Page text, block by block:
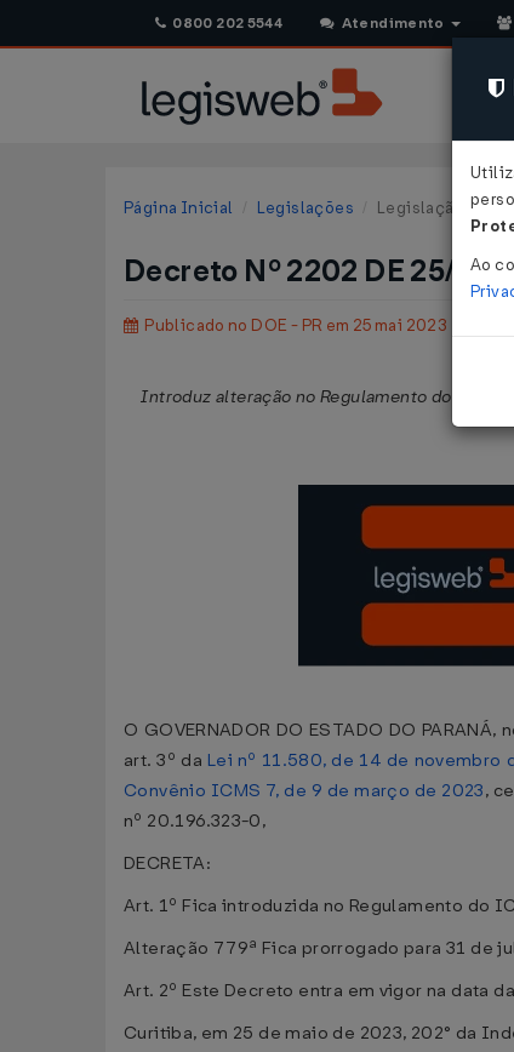
0800 202 5544 Atendimento
Página Inicial Legislações Legislação
Decreto Nº 2202 DE 25/
Publicado no DOE - PR em 25 mai 2023
Introduz alteração no Regulamento do
O GOVERNADOR DO ESTADO DO
art. 3º da Lei nº 11.580, de 14 de novembro
Convênio ICMS 7, de 9 de março de 2023,
nº 20.196.323-0,
DECRETA:
Art. 1º Fica introduzida no Regulamento do
Alteração 779ª Fica prorrogado para 31 de
Art. 2º Este Decreto entra em vigor na data
Curitiba, em 25 de maio de 2023, 202° da
Ao